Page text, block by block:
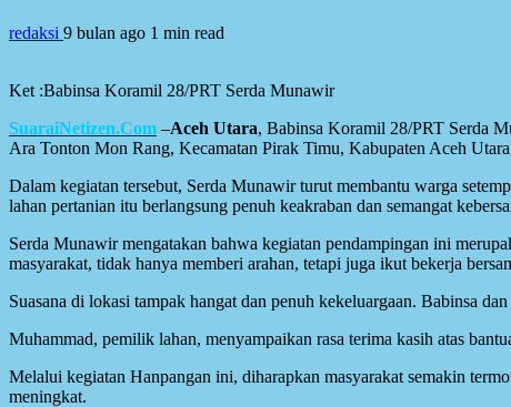
redaksi 9 bulan ago 1 min read
Ket :Babinsa Koramil 28/PRT Serda Munawir
SuaraiNetizen.Com –Aceh Utara, Babinsa Koramil 28/PRT Serda
Ara Tonton Mon Rang, Kecamatan Pirak Timu, Kabupaten Aceh
Dalam kegiatan tersebut, Serda Munawir turut membantu warga
lahan pertanian itu berlangsung penuh keakraban dan semangat
Serda Munawir mengatakan bahwa kegiatan pendampingan ini
masyarakat, tidak hanya memberi arahan, tetapi juga ikut bekerja
Suasana di lokasi tampak hangat dan penuh kekeluargaan. Babinsa
Muhammad, pemilik lahan, menyampaikan rasa terima kasih atas
Melalui kegiatan Hanpangan ini, diharapkan masyarakat semakin
meningkat.